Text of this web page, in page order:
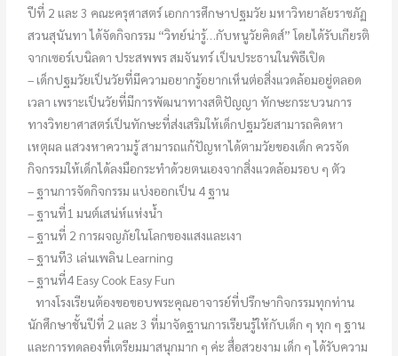
ปีที่ 2 และ 3 คณะครุศาสตร์ เอกการศึกษาปฐมวัย มหาวิทยาลัยราชภัฏ
สวนสุนันทา ได้จัดกิจกรรม “วิทย์น่ารู้…กับหนูวัยคิดส์” โดยได้รับเกียรติ
จากเซอร์เบนิลดา ประสพพร สมจันทร์ เป็นประธานในพิธีเปิด
– เด็กปฐมวัยเป็นวัยที่มีความอยากรู้อยากเห็นต่อสิ่งแวดล้อมอยู่ตลอด
เวลา เพราะเป็นวัยที่มีการพัฒนาทางสติปัญญา ทักษะกระบวนการ
ทางวิทยาศาสตร์เป็นทักษะที่ส่งเสริมให้เด็กปฐมวัยสามารถคิดหา
เหตุผล แสวงหาความรู้ สามารถแก้ปัญหาได้ตามวัยของเด็ก ควรจัด
กิจกรรมให้เด็กได้ลงมือกระทำด้วยตนเองจากสิ่งแวดล้อมรอบ ๆ ตัว
– ฐานการจัดกิจกรรม แบ่งออกเป็น 4 ฐาน
– ฐานที่1 มนต์เสน่ห์แห่งน้ำ
– ฐานที่ 2 การผจญภัยในโลกของแสงและเงา
– ฐานที3 เล่นเพลิน Learning
– ฐานที่4 Easy Cook Easy Fun
ทางโรงเรียนต้องขอขอบพระคุณอาจารย์ที่ปรึกษากิจกรรมทุกท่าน
นักศึกษาชั้นปีที่ 2 และ 3 ที่มาจัดฐานการเรียนรู้ให้กับเด็ก ๆ ทุก ๆ ฐาน
และการทดลองที่เตรียมมาสนุกมาก ๆ ค่ะ สื่อสวยงาม เด็ก ๆ ได้รับความ